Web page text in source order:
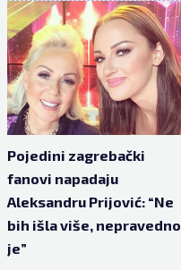
Pojedini zagrebački
fanovi napadaju
Aleksandru Prijović: “Ne
bih išla više, nepravedno
je”